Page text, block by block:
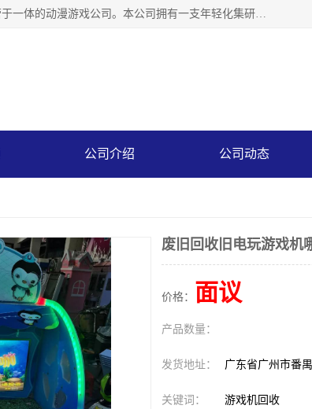
广州华耀动漫科技有限公司是一家集研发、生产、销售、娱乐场地合作经营于一体的动漫游戏公司。本公司拥有一支年轻化集研发生产到售后服务的队伍，及时地为客户提供、赚钱的产品。本公司以雄厚的实力、合理的价格、优良的服务与多家企业建立了长期的合作关系。热诚欢迎各界前来参观、考察、洽谈业务。目前公司经营的产品有：各种捕渔游戏机系列，大型模拟机系列、轮盘机系列、连线机系列、框体机系列、玛莉机系列等。
公司介绍 公司动态
废旧回收旧电玩游戏机
价格： 面议
产品数量：
发货地址： 广东省广州市番
关键词： 游戏机回收